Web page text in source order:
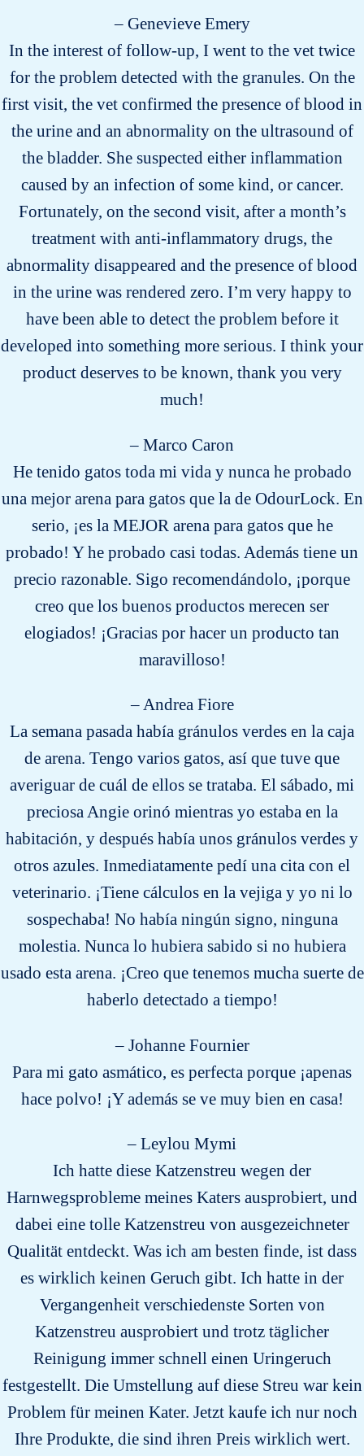
– Genevieve Emery
In the interest of follow-up, I went to the vet twice
for the problem detected with the granules. On the
first visit, the vet confirmed the presence of blood in
the urine and an abnormality on the ultrasound of
the bladder. She suspected either inflammation
caused by an infection of some kind, or cancer.
Fortunately, on the second visit, after a month’s
treatment with anti-inflammatory drugs, the
abnormality disappeared and the presence of blood
in the urine was rendered zero. I’m very happy to
have been able to detect the problem before it
developed into something more serious. I think your
product deserves to be known, thank you very
much!
– Marco Caron
He tenido gatos toda mi vida y nunca he probado
una mejor arena para gatos que la de OdourLock. En
serio, ¡es la MEJOR arena para gatos que he
probado! Y he probado casi todas. Además tiene un
precio razonable. Sigo recomendándolo, ¡porque
creo que los buenos productos merecen ser
elogiados! ¡Gracias por hacer un producto tan
maravilloso!
– Andrea Fiore
La semana pasada había gránulos verdes en la caja
de arena. Tengo varios gatos, así que tuve que
averiguar de cuál de ellos se trataba. El sábado, mi
preciosa Angie orinó mientras yo estaba en la
habitación, y después había unos gránulos verdes y
otros azules. Inmediatamente pedí una cita con el
veterinario. ¡Tiene cálculos en la vejiga y yo ni lo
sospechaba! No había ningún signo, ninguna
molestia. Nunca lo hubiera sabido si no hubiera
usado esta arena. ¡Creo que tenemos mucha suerte de
haberlo detectado a tiempo!
– Johanne Fournier
Para mi gato asmático, es perfecta porque ¡apenas
hace polvo! ¡Y además se ve muy bien en casa!
– Leylou Mymi
Ich hatte diese Katzenstreu wegen der
Harnwegsprobleme meines Katers ausprobiert, und
dabei eine tolle Katzenstreu von ausgezeichneter
Qualität entdeckt. Was ich am besten finde, ist dass
es wirklich keinen Geruch gibt. Ich hatte in der
Vergangenheit verschiedenste Sorten von
Katzenstreu ausprobiert und trotz täglicher
Reinigung immer schnell einen Uringeruch
festgestellt. Die Umstellung auf diese Streu war kein
Problem für meinen Kater. Jetzt kaufe ich nur noch
Ihre Produkte, die sind ihren Preis wirklich wert.